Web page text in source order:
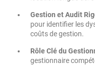
Gestion et Audit
pour identifier les
coûts de gestion.
Rôle Clé du
gestionnaire